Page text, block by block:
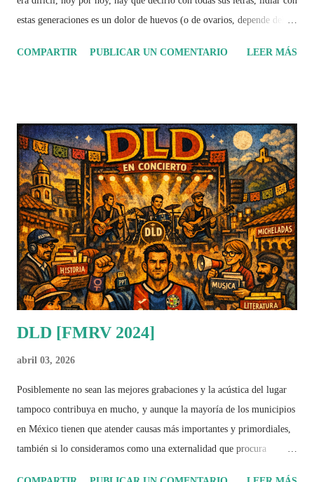
estas generaciones es un dolor de huevos (o de ovarios, depende del
ve más notable la descomposición en la que estamos sumergidos,
lo supiéramos todo no tendría sentido abrir escuelas), lo realmente
complicado de lidiar es la actitud de una generación huevona,
chillona, apática; que se cree sabia y ni siquiera tiene idea de hacer lo
básico, y lo peor de todo es que los padres, las autoridades y el
entorno en general lo va a seguir solapando hasta el punto de si lo
vemos objetivamente, si no se hace...
COMPARTIR PUBLICAR UN COMENTARIO LEER MÁS
DLD [FMRV 2024]
abril 03, 2026
Posiblemente no sean las mejores grabaciones y la acústica del lugar
tampoco contribuya en mucho, y aunque la mayoría de los municipios
en México tienen que atender causas más importantes y primordiales,
también si lo consideramos como una externalidad que procura